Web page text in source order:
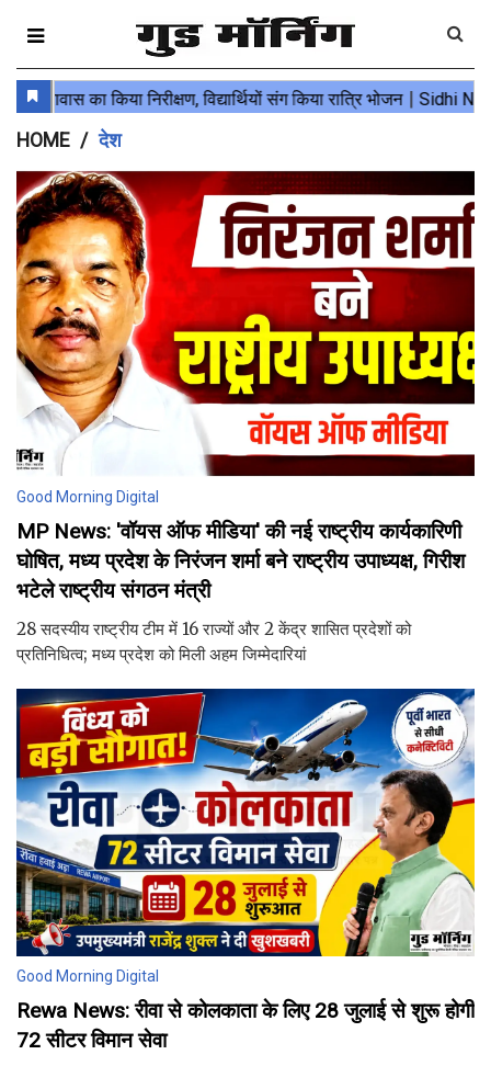
HOME देश
Good Morning Digital
MP News: 'वॉयस ऑफ मीडिया' की नई राष्ट्रीय कार्यकारिणी
घोषित, मध्य प्रदेश के निरंजन शर्मा बने राष्ट्रीय उपाध्यक्ष, गिरीश
भटेले राष्ट्रीय संगठन मंत्री
28 सदस्यीय राष्ट्रीय टीम में 16 राज्यों और 2 केंद्र शासित प्रदेशों को
प्रतिनिधित्व; मध्य प्रदेश को मिली अहम जिम्मेदारियां
Good Morning Digital
Rewa News: रीवा से कोलकाता के लिए 28 जुलाई से शुरू होगी
72 सीटर विमान सेवा